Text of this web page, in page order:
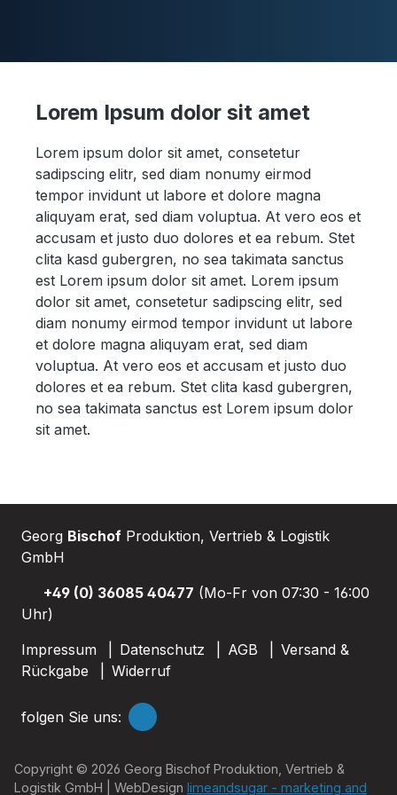
Ablaufgarnituren
Komplettpakete
Ultraflache Systeme
Lorem Ipsum dolor sit amet
Lorem ipsum dolor sit amet, consetetur
sadipscing elitr, sed diam nonumy eirmod
tempor invidunt ut labore et dolore magna
aliquyam erat, sed diam voluptua. At vero eos et
accusam et justo duo dolores et ea rebum. Stet
clita kasd gubergren, no sea takimata sanctus
est Lorem ipsum dolor sit amet. Lorem ipsum
dolor sit amet, consetetur sadipscing elitr, sed
diam nonumy eirmod tempor invidunt ut labore
et dolore magna aliquyam erat, sed diam
voluptua. At vero eos et accusam et justo duo
dolores et ea rebum. Stet clita kasd gubergren,
no sea takimata sanctus est Lorem ipsum dolor
sit amet.
Georg Bischof Produktion, Vertrieb & Logistik
GmbH
+49 (0) 36085 40477 (Mo-Fr von 07:30 - 16:00
Uhr)
Impressum
Datenschutz AGB
Versand &
Rückgabe
Widerruf
folgen Sie uns:
Copyright © 2026 Georg Bischof Produktion, Vertrieb &
Logistik GmbH | WebDesign limeandsugar - marketing and